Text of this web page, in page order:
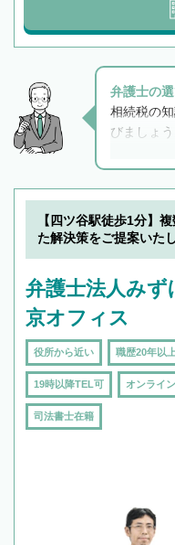
弁護士の
相続税の
びましょ
と他士業
解決のみ
できます
でフィー
で複数の
【四ツ谷駅徒歩1分】
た解決策をご提案いた
弁護士法人み
京オフィス
役所から近い 職歴20年以上
19時以降TEL可 オンライ
司法書士在籍